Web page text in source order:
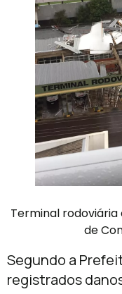
Terminal
de
Segundo a
registrados